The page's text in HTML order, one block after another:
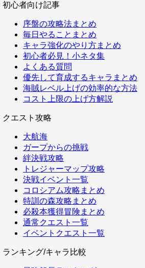
初心者向け記事
序盤の攻略法まとめ
毎日やることまとめ
キャラ強化のやり方まとめ
初心者必見！小ネタ集
よくある質問
優先して育成するキャラまとめ
海賊レベル上げの効率的な方法
コスト上限の上げ方解説
クエスト攻略
大航海
ガープからの挑戦
絆決戦攻略
トレジャーマップ攻略
決戦イベント一覧
コロシアム攻略まとめ
特訓の森攻略まとめ
必殺本獲得冒険まとめ
通常クエスト一覧
イベントクエスト一覧
ランキング/キャラ比較